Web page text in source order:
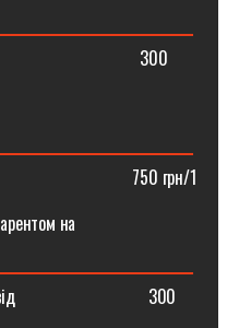
⠀⠀⠀⠀⠀⠀⠀⠀⠀⠀⠀⠀300
⠀⠀⠀⠀⠀⠀⠀⠀⠀⠀⠀750 грн/1
на
від ⠀⠀⠀⠀⠀⠀⠀⠀⠀⠀300